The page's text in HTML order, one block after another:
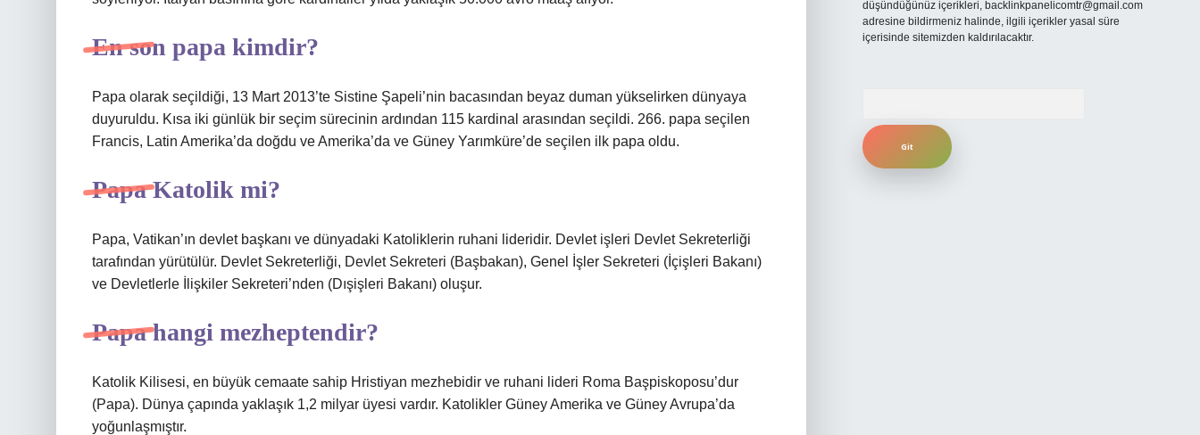
En son papa kimdir?
Papa olarak seçildiği, 13 Mart 2013’te Sistine Şapeli’nin bacasından beyaz duman yükselirken dünyaya
duyuruldu. Kısa iki günlük bir seçim sürecinin ardından 115 kardinal arasından seçildi. 266. papa seçilen
Francis, Latin Amerika’da doğdu ve Amerika’da ve Güney Yarımküre’de seçilen ilk papa oldu.
Papa Katolik mi?
Papa, Vatikan’ın devlet başkanı ve dünyadaki Katoliklerin ruhani lideridir. Devlet işleri Devlet Sekreterliği
tarafından yürütülür. Devlet Sekreterliği, Devlet Sekreteri (Başbakan), Genel İşler Sekreteri (İçişleri Bakanı)
ve Devletlerle İlişkiler Sekreteri’nden (Dışişleri Bakanı) oluşur.
Papa hangi mezheptendir?
Katolik Kilisesi, en büyük cemaate sahip Hristiyan mezhebidir ve ruhani lideri Roma Başpiskoposu’dur
(Papa). Dünya çapında yaklaşık 1,2 milyar üyesi vardır. Katolikler Güney Amerika ve Güney Avrupa’da
yoğunlaşmıştır.
düşündüğünüz içerikleri, backlinkpanelicomtr@gmail.com
adresine bildirmeniz halinde, ilgili içerikler yasal süre
içerisinde sitemizden kaldırılacaktır.